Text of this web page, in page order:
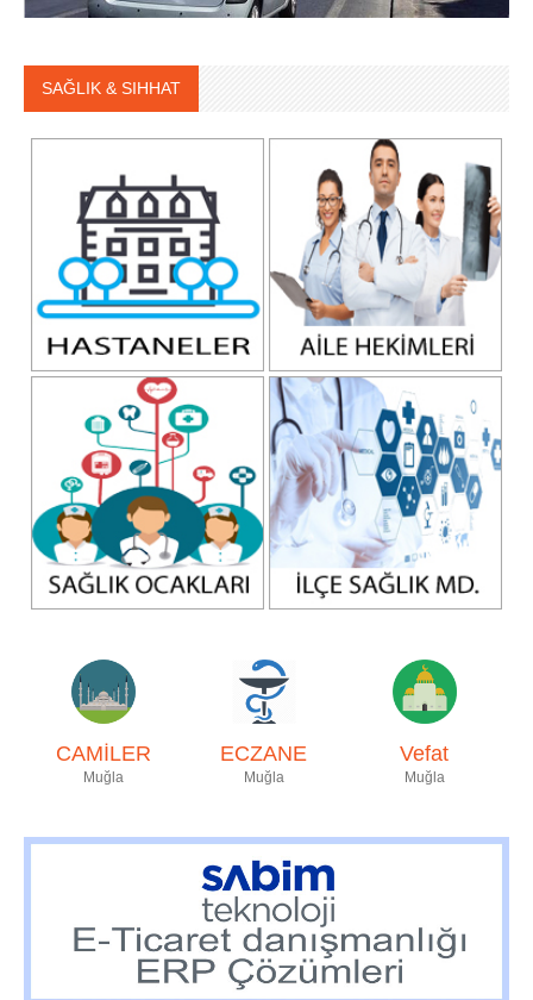
SAĞLIK & SIHHAT
CAMİLER
Muğla
ECZANE
Muğla
Vefat
Muğla